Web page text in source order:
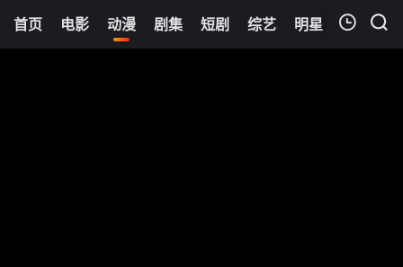
首页 电影 动漫 剧集 短剧 综艺 明星 周表